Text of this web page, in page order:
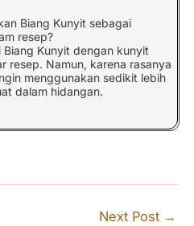
Biang Kunyit sebagai
resep?
Kunyit dengan kunyit
resep. Namun, karena rasanya
menggunakan sedikit lebih
dalam hidangan.
Next Post →